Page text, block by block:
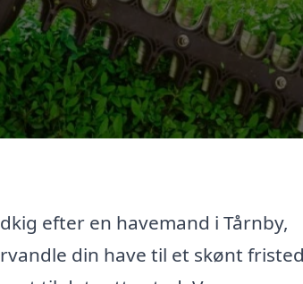
efter en havemand i Tårnby,
din have til et skønt